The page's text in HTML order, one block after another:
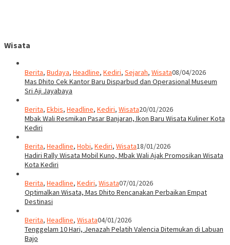
Wisata
Berita, Budaya, Headline, Kediri, Sejarah, Wisata08/04/2026
Mas Dhito Cek Kantor Baru Disparbud dan Operasional Museum
Sri Aji Jayabaya
Berita, Ekbis, Headline, Kediri, Wisata20/01/2026
Mbak Wali Resmikan Pasar Banjaran, Ikon Baru Wisata Kuliner Kota
Kediri
Berita, Headline, Hobi, Kediri, Wisata18/01/2026
Hadiri Rally Wisata Mobil Kuno, Mbak Wali Ajak Promosikan Wisata
Kota Kediri
Berita, Headline, Kediri, Wisata07/01/2026
Optimalkan Wisata, Mas Dhito Rencanakan Perbaikan Empat
Destinasi
Berita, Headline, Wisata04/01/2026
Tenggelam 10 Hari, Jenazah Pelatih Valencia Ditemukan di Labuan
Bajo